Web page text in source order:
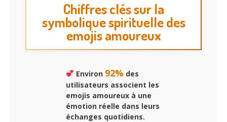
Chiffres clés sur la
symbolique spirituelle des
emojis amoureux
Environ 92% des
utilisateurs associent les
emojis amoureux à une
émotion réelle dans leurs
échanges quotidiens.